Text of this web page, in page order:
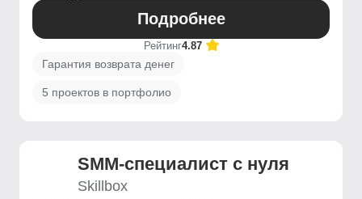
Подробнее
Рейтинг4.87
Гарантия возврата денег
5 проектов в портфолио
SMM-специалист с нуля
Skillbox